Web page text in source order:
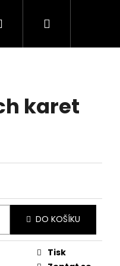
PřihlášeníNákupní
karet
DO KOŠÍKU
Tisk